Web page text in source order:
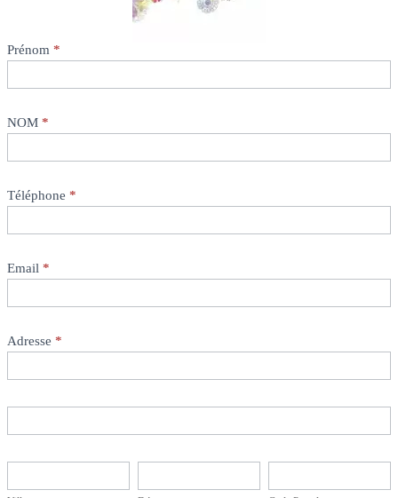
Inscriptions
radiesthésie
Prénom *
NOM *
Téléphone *
Email *
Adresse *